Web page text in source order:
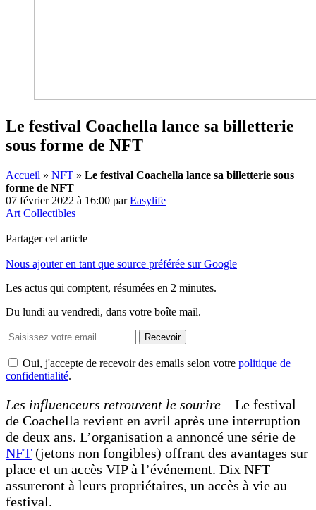
Le festival Coachella lance sa billetterie
sous forme de NFT
Accueil » NFT » Le festival Coachella lance sa billetterie sous
forme de NFT
07 février 2022 à 16:00 parEasylife
Art Collectibles
Partager cet article
Nous ajouter en tant que source préférée sur Google
Les actus qui comptent, résumées en 2 minutes.
Du lundi au vendredi, dans votre boîte mail.
Recevoir
Oui, j'accepte de recevoir des emails selon votre politique de
confidentialité.
Les influenceurs retrouvent le sourire– Le festival
de Coachella revient en avril après une interruption
de deux ans. L’organisation a annoncé une série de
NFT (jetons non fongibles) offrant des avantages sur
place et un accès VIP à l’événement. Dix NFT
assureront à leurs propriétaires, un accès à vie au
festival.